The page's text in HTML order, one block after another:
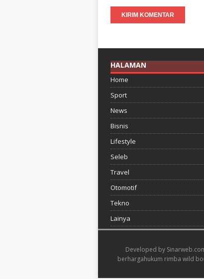
HALAMAN
Home
Sport
News
Bisnis
Lifestyle
Seleb
Travel
Otomotif
Tekno
Lainya
Developed by
berhargahukum rimba wild